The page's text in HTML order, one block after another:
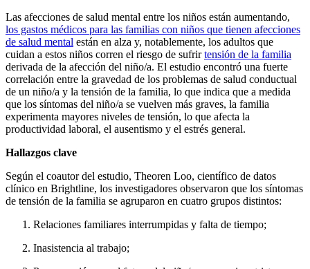
Las afecciones de salud mental entre los niños están aumentando,
los gastos médicos para las familias con niños que tienen afecciones
de salud mental están en alza y, notablemente, los adultos que
cuidan a estos niños corren el riesgo de sufrirtensión de la familia
derivada de la afección del niño/a. El estudio encontró una fuerte
correlación entre la gravedad de los problemas de salud conductual
de un niño/a y la tensión de la familia, lo que indica que a medida
que los síntomas del niño/a se vuelven más graves, la familia
experimenta mayores niveles de tensión, lo que afecta la
productividad laboral, el ausentismo y el estrés general.
Hallazgos clave
Según el coautor del estudio, Theoren Loo, científico de datos
clínico en Brightline, los investigadores observaron que los síntomas
de tensión de la familia se agruparon en cuatro grupos distintos:
Relaciones familiares interrumpidas y falta de tiempo;
Inasistencia al trabajo;